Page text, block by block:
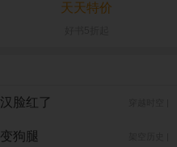
天天特价
脸红了
狗腿